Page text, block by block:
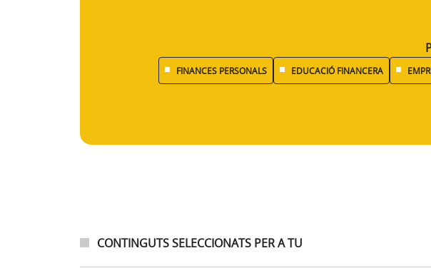
FINANCES PERSONALS EDUCACIÓ FINANCERA
CONTINGUTS SELECCIONATS PER A TU